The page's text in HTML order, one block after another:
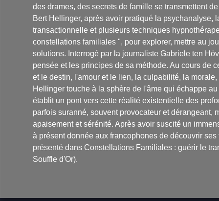
des drames, des secrets de famille se transmettent
Bert Hellinger, après avoir pratiqué la
transactionnelle et plusieurs techniques
constellations familiales ", pour explorer, mettre au
solutions. Interrogé par la journaliste Gabriele ten
pensée et les principes de sa méthode. Au cours de
et le destin, l'amour et le lien, la culpabilité, la
Hellinger touche à la sphère de l'âme qui échappe
établit un pont vers cette réalité existentielle des
parfois suranné, souvent provocateur et dérangeant,
apaisement et sérénité. Après avoir suscité un
à présent donnée aux francophones de découvrir
présenté dans Constellations Familiales : guérir le
Souffle d'Or).